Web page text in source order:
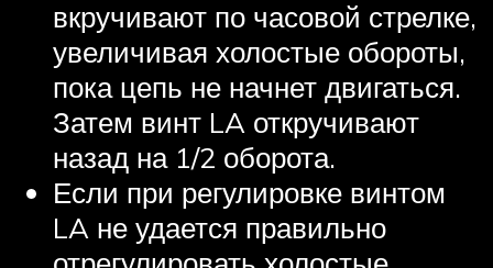
вкручивают по часовой стрелке,
увеличивая холостые обороты,
пока цепь не начнет двигаться.
Затем винт LA откручивают
назад на 1/2 оборота.
Если при регулировке винтом
LA не удается правильно